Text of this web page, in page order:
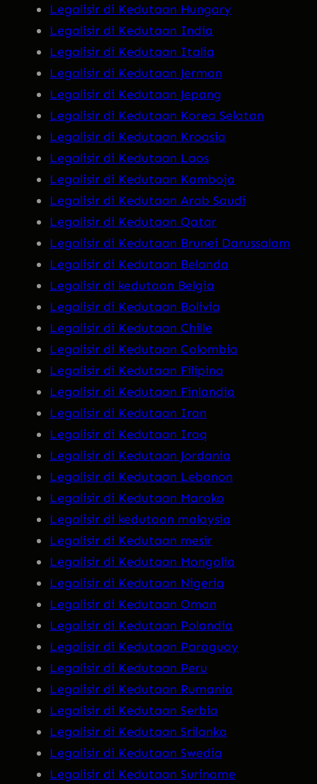
Legalisir di Kedutaan Hungary
Legalisir di Kedutaan India
Legalisir di Kedutaan Italia
Legalisir di Kedutaan Jerman
Legalisir di Kedutaan Jepang
Legalisir di Kedutaan Korea Selatan
Legalisir di Kedutaan Kroasia
Legalisir di Kedutaan Laos
Legalisir di Kedutaan Kamboja
Legalisir di Kedutaan Arab Saudi
Legalisir di Kedutaan Qatar
Legalisir di Kedutaan Brunei Darussalam
Legalisir di Kedutaan Belanda
Legalisir di kedutaan Belgia
Legalisir di Kedutaan Bolivia
Legalisir di Kedutaan Chille
Legalisir di Kedutaan Colombia
Legalisir di Kedutaan Filipina
Legalisir di Kedutaan Finlandia
Legalisir di Kedutaan Iran
Legalisir di Kedutaan Iraq
Legalisir di Kedutaan Jordania
Legalisir di Kedutaan Lebanon
Legalisir di Kedutaan Maroko
Legalisir di kedutaan malaysia
Legalisir di Kedutaan mesir
Legalisir di Kedutaan Mongolia
Legalisir di Kedutaan Nigeria
Legalisir di Kedutaan Oman
Legalisir di Kedutaan Polandia
Legalisir di Kedutaan Paraguay
Legalisir di Kedutaan Peru
Legalisir di Kedutaan Rumania
Legalisir di Kedutaan Serbia
Legalisir di Kedutaan Srilanka
Legalisir di Kedutaan Swedia
Legalisir di Kedutaan Suriname